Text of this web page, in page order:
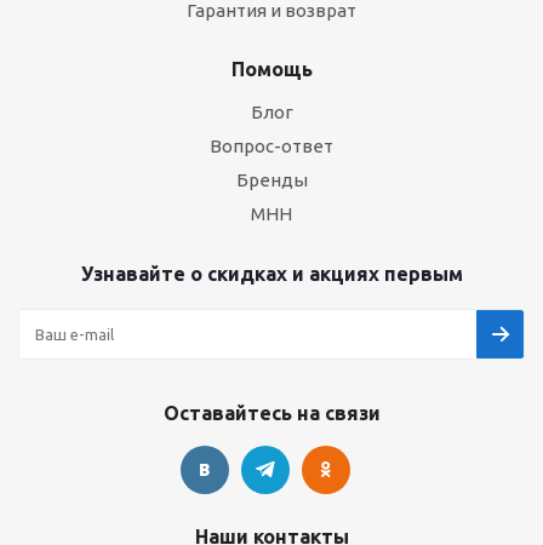
Гарантия и возврат
Помощь
Блог
Вопрос-ответ
Бренды
МНН
Узнавайте о скидках и акциях первым
Оставайтесь на связи
Наши контакты